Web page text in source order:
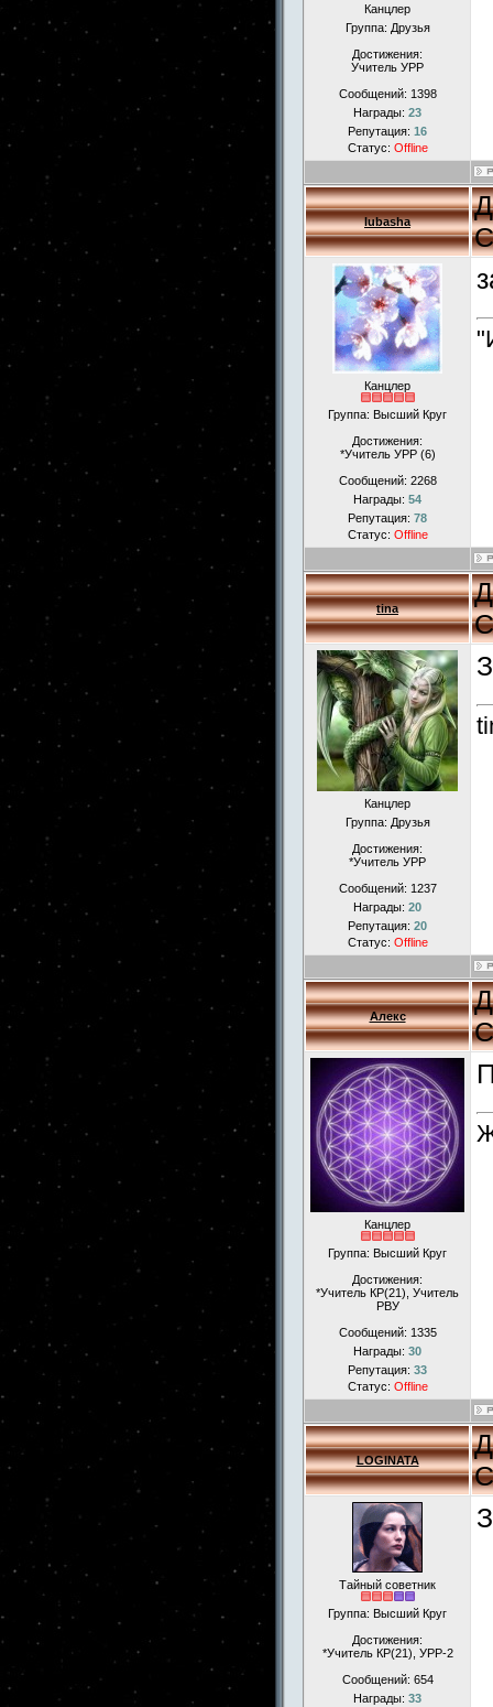
Канцлер
Группа: Друзья
Достижения:
Учитель УРР
Сообщений: 1398
Награды: 23
Репутация: 16
Статус: Offline
lubasha
Канцлер
Группа: Высший Круг
Достижения:
*Учитель УРР (6)
Сообщений: 2268
Награды: 54
Репутация: 78
Статус: Offline
tina
Канцлер
Группа: Друзья
Достижения:
*Учитель УРР
Сообщений: 1237
Награды: 20
Репутация: 20
Статус: Offline
Алекс
Канцлер
Группа: Высший Круг
Достижения:
*Учитель КР(21), Учитель
РВУ
Сообщений: 1335
Награды: 30
Репутация: 33
Статус: Offline
LOGINATA
Тайный советник
Группа: Высший Круг
Достижения:
*Учитель КР(21), УРР-2
Сообщений: 654
Награды: 33